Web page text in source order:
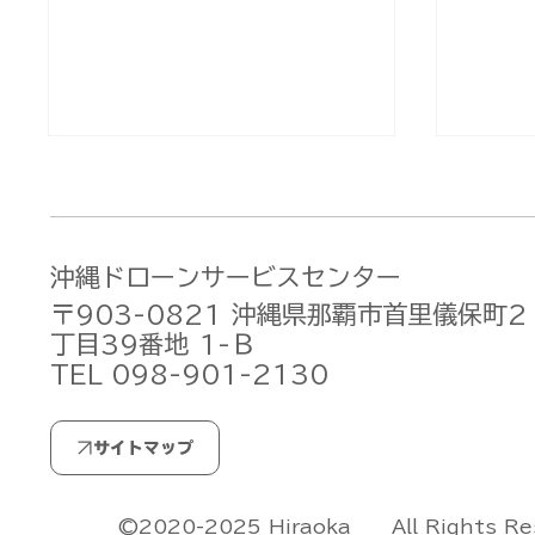
無人航空機操縦士試験の合格
発表【ドローン国家ライセン
ス(資格)】(2026/7/29)
©2020-2025 Hiraoka All Rights
沖縄ドローンサービスセンター
〒903-0821 沖縄県那覇市首里儀保町2
丁目39番地 1-Ｂ
TEL 098-901-2130